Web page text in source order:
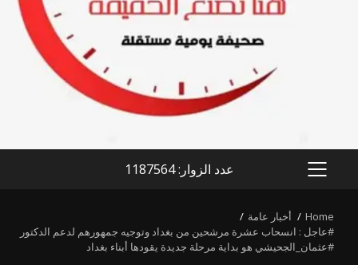
PRIMARY
عدد الزوار: 1187564
Home
أخبار عامة
#عاجل : انسحاب عشرة مرشحين من بغداد وتوجيه جمهورهم لدعم الدكتور
#عثمان_الجحيشي هو بداية مرحلة جديدة يقودها أبناء بغداد